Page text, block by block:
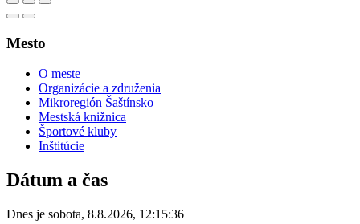
Mesto
O meste
Organizácie a združenia
Mikroregión Šaštínsko
Mestská knižnica
Športové kluby
Inštitúcie
Dátum a čas
Dnes je sobota, 8.8.2026, 12:15:36